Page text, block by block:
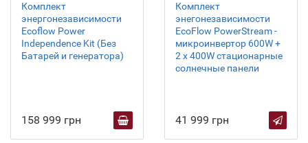
Комплект
энергонезависимости
Ecoflow Power
Independence Kit (Без
Батарей и генератора)
158 999 грн
Комплект
энегонезависимости
EcoFlow PowerStream -
микроинвертор 600W +
2 x 400W стационарные
солнечные панели
41 999 грн